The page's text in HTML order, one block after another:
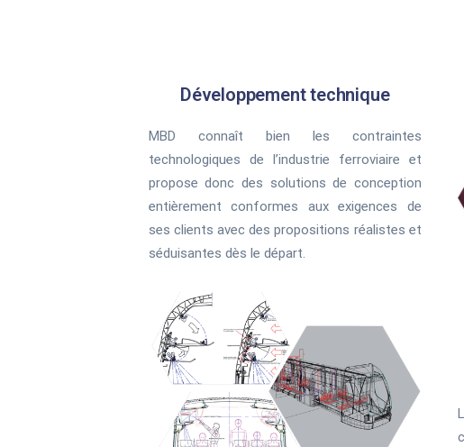
Développement technique
MBD connaît bien les contraintes
technologiques de l’industrie ferroviaire et
propose donc des solutions de conception
entièrement conformes aux exigences de
ses clients avec des propositions réalistes et
séduisantes dès le départ.